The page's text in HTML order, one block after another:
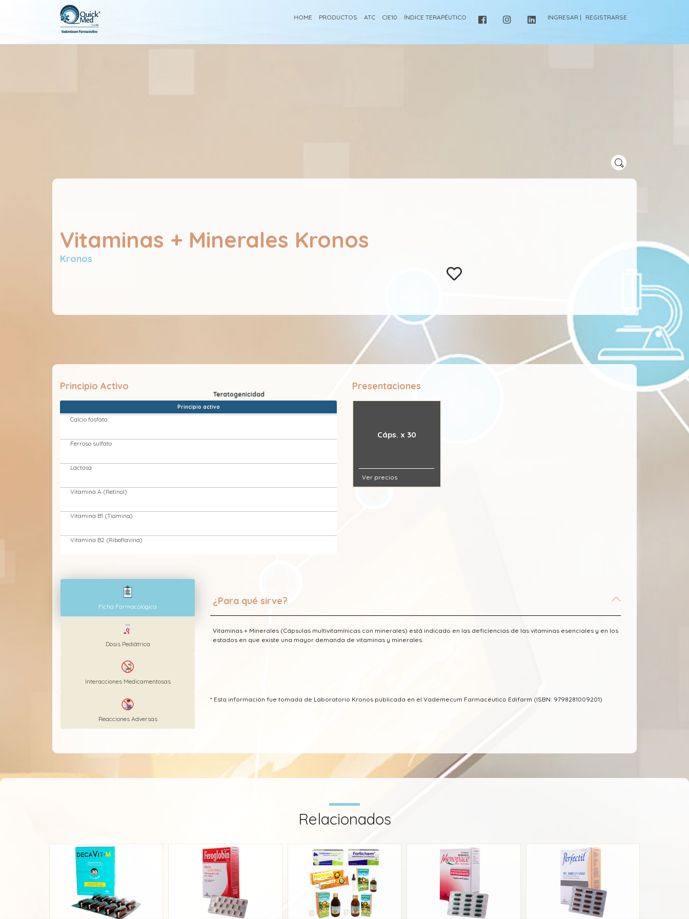
HOME PRODUCTOS ATC CIE10 ÍNDICE TERAPÉUTICO INGRESAR | REGISTRARSE
Vitaminas + Minerales Kronos
Kronos
Principio Activo
Principio activo
Calcio fosfato
Ferroso sulfato
Lactosa
Vitamina A (Retinol)
Vitamina B1 (Tiamina)
Vitamina B2 (Riboflavina)
Vitamina B6 (Piridoxina)
Vitamina C (Ácido ascórbico)
Vitamina D3 (Colecalciferol)
Presentaciones
Cáps. x 30
Ver precios
Ficha Farmacológica
Dosis Pediátrica
Interacciones Medicamentosas
Reacciones Adversas
¿Para qué sirve?
Vitaminas + Minerales (Cápsulas multivitamínicas con minerales) está indicado en las deficiencias de las vitaminas esenciales y en los
estados en que existe una mayor demanda de vitaminas y minerales.
* Esta información fue tomada de Laboratorio Kronos publicada en el Vademecum Farmacéutico Edifarm (ISBN: 9798281009201)
Relacionados